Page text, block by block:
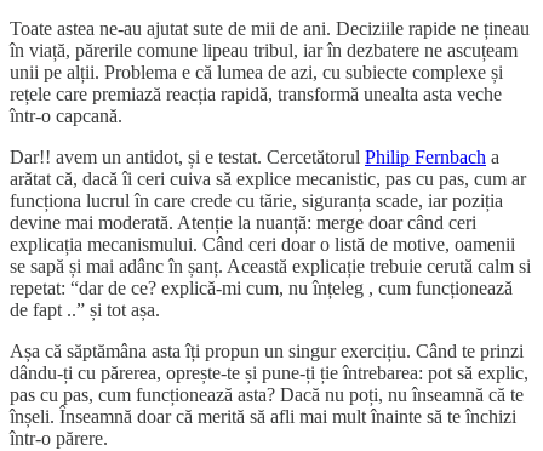
Toate astea ne-au ajutat sute de mii de ani. Deciziile rapide ne țineau
în viață, părerile comune lipeau tribul, iar în dezbatere ne ascuțeam
unii pe alții. Problema e că lumea de azi, cu subiecte complexe și
rețele care premiază reacția rapidă, transformă unealta asta veche
într-o capcană.
Dar!! avem un antidot, și e testat. Cercetătorul Philip Fernbach a
arătat că, dacă îi ceri cuiva să explice mecanistic, pas cu pas, cum ar
funcționa lucrul în care crede cu tărie, siguranța scade, iar poziția
devine mai moderată. Atenție la nuanță: merge doar când ceri
explicația mecanismului. Când ceri doar o listă de motive, oamenii
se sapă și mai adânc în șanț. Această explicație trebuie cerută calm si
repetat: “dar de ce? explică-mi cum, nu înțeleg , cum funcționează
de fapt ..” și tot așa.
Așa că săptămâna asta îți propun un singur exercițiu. Când te prinzi
dându-ți cu părerea, oprește-te și pune-ți ție întrebarea: pot să explic,
pas cu pas, cum funcționează asta? Dacă nu poți, nu înseamnă că te
înșeli. Înseamnă doar că merită să afli mai mult înainte să te închizi
într-o părere.